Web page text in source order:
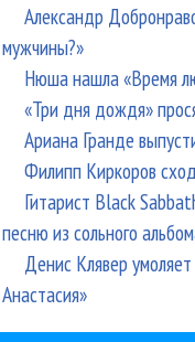
Александр
мужчины?»
Нюша нашла «Время
«Три дня дождя»
Ариана Гранде
Филипп Киркоров
Гитарист Black
песню из сольного
Денис Клявер
Анастасия»